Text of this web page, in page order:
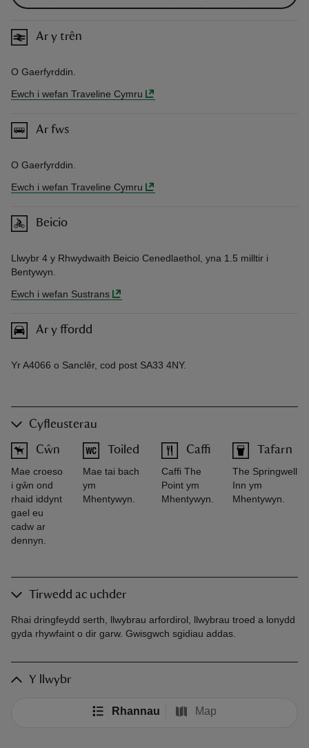
Ar y trên
O Gaerfyrddin.
Ewch i wefan Traveline Cymru
Ar fws
O Gaerfyrddin.
Ewch i wefan Traveline Cymru
Beicio
Llwybr 4 y Rhwydwaith Beicio Cenedlaethol, yna 1.5 milltir i
Bentywyn.
Ewch i wefan Sustrans
Ar y ffordd
Yr A4066 o Sanclêr, cod post SA33 4NY.
Cyfleusterau
Cŵn
Mae croeso
i gŵn ond
rhaid iddynt
gael eu
cadw ar
dennyn.
Toiled
Mae tai bach
ym
Mhentywyn.
Caffi
Caffi The
Point ym
Mhentywyn.
Tafarn
The Springwell
Inn ym
Mhentywyn.
Tirwedd ac uchder
Rhai dringfeydd serth, llwybrau arfordirol, llwybrau troed a lonydd
gyda rhywfaint o dir garw. Gwisgwch sgidiau addas.
Y llwybr
Rhannau Map